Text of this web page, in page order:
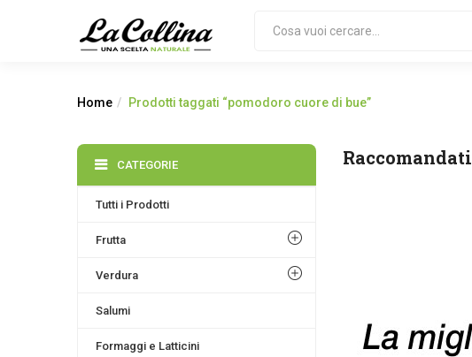
Home Prodotti taggati “pomodoro cuore di bue”
Raccomandati
CATEGORIE
Tutti i Prodotti
Frutta
Verdura
Salumi
Formaggi e Latticini